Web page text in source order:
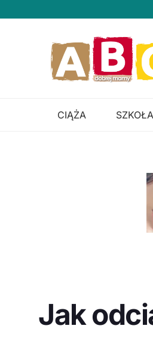
CIĄŻA
Jak